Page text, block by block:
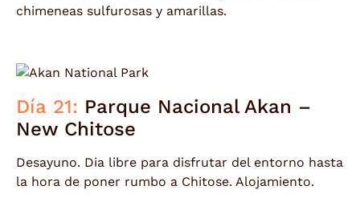
chimeneas sulfurosas y amarillas.
Día 21: Parque Nacional Akan –
New Chitose
Desayuno. Dia libre para disfrutar del entorno hasta
la hora de poner rumbo a Chitose. Alojamiento.